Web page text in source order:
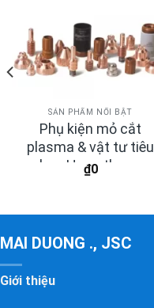
SẢN PHẨM NỔI BẬT
Phụ kiện mỏ cắt
plasma & vật tư tiêu
hao Hypertherm
₫0
MAI DUONG ., JSC
Giới thiệu